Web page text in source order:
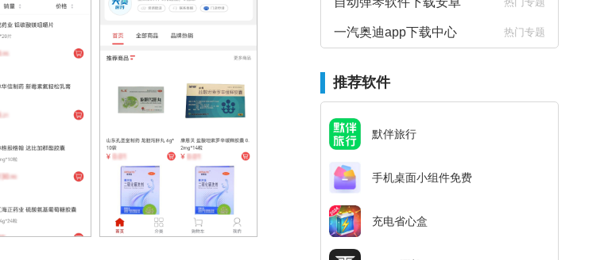
一汽奥迪app下载中心 热门专题
推荐软件
默伴旅行
手机桌面小组件免费
充电省心盒